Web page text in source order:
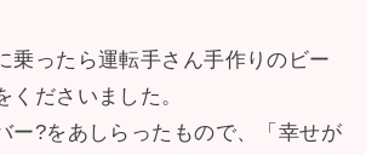
乗ったら運転手さん手作りのビー
くださいました。
ー?をあしらったもので、「幸せが